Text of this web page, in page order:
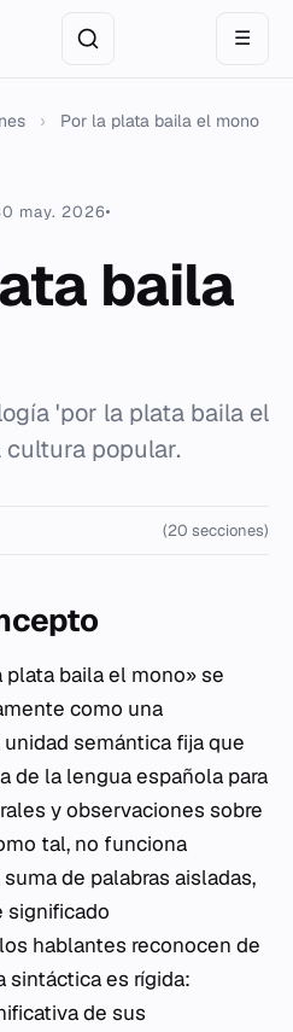
☰
› Por la plata baila el mono
may. 2026
baila
'por la plata baila el
cultura popular.
(20 secciones)
plata baila el mono» se
como una
semántica fija que
de la lengua española para
y observaciones sobre
tal, no funciona
de palabras aisladas,
significado
hablantes reconocen de
sintáctica es rígida:
de sus